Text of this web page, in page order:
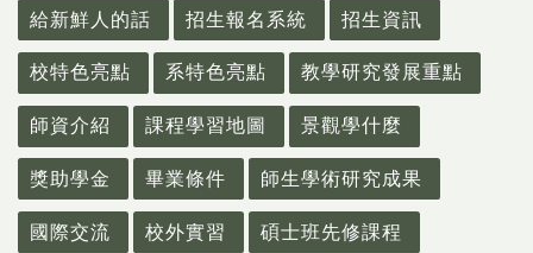
給新鮮人的話 招生報名系統 招生資訊
校特色亮點 系特色亮點 教學研究發展重點
師資介紹 課程學習地圖 景觀學什麼
獎助學金 畢業條件 師生學術研究成果
國際交流 校外實習 碩士班先修課程